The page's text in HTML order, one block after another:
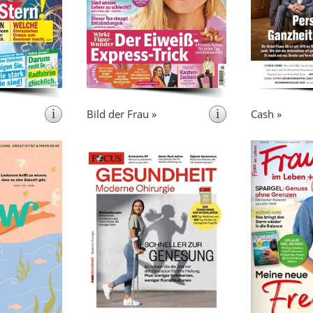
i
Tipps fürs
Leben.
Bild der Frau » i Cash »
pro Jahr
flow ist positiv
Ausgabe
sowie
das Schöne
im Leben
und
für ein
Leben. Acht
überraschen
jedes Mal aufs
erscheint 4x pro Jahr
FOCUS Gesundheit informiert
und berät zu
gesundheitlichen und
medizinischen Themen.
Jede
Ausgabe widmet sich einem
Themenschwerpunkt. In
Ärztelisten finden die Leser
Deutschlands Top-Mediziner
nach Fachgebieten.
Zeitschrift
,
die
Themen
Beauty &
Haus &